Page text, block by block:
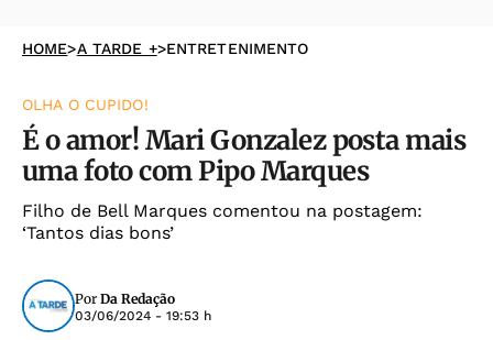
HOME>A TARDE +>ENTRETENIMENTO
OLHA O CUPIDO!
É o amor! Mari Gonzalez posta mais
uma foto com Pipo Marques
Filho de Bell Marques comentou na postagem:
‘Tantos dias bons’
Por Da Redação
03/06/2024 - 19:53 h